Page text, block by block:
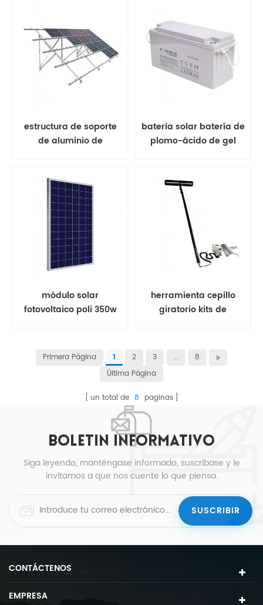
estructura de soporte
de aluminio de
batería solar batería de
plomo-ácido de gel
módulo solar
fotovoltaico poli 350w
herramienta cepillo
giratorio kits de
Primera Página 1 2 3 ...
8
Última Página
un total de 8 paginas
BOLETIN INFORMATIVO
Siga leyendo, manténgase informado, suscríbase y le
invitamos a que nos cuente lo que piensa.
CONTÁCTENOS
EMPRESA